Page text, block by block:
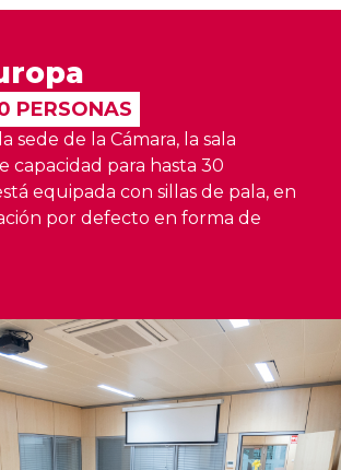
PERSONAS
sede de la Cámara, la sala
capacidad para hasta 30
equipada con sillas de pala, en
por defecto en forma de